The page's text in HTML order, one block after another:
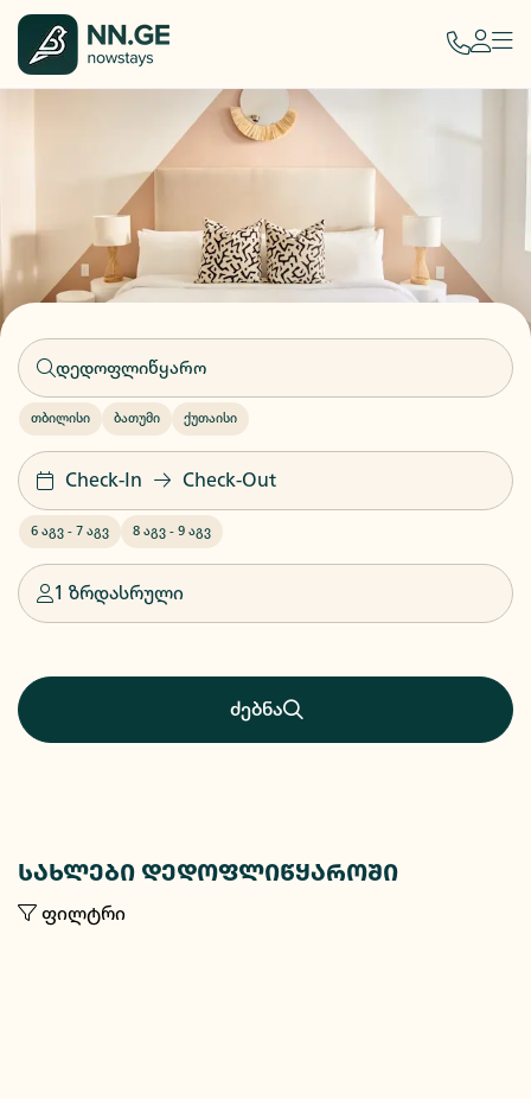
თბილისი ბათუმი ქუთაისი
Check-In Check-Out
6 აგვ - 7 აგვ 8 აგვ - 9 აგვ
1 ზრდასრული
ძებნა
სახლები დედოფლიწყაროში
ფილტრი